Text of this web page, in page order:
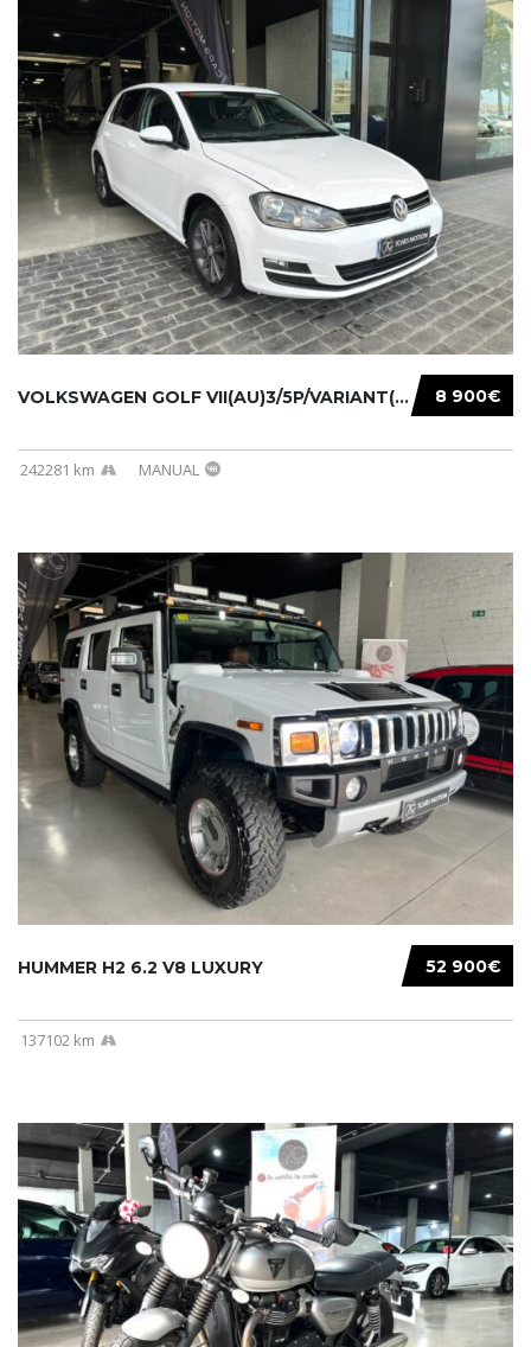
8 900€
VOLKSWAGEN GOLF VII(AU)3/5P/VARIANT(12-16 20...
242281 km MANUAL
52 900€
HUMMER H2 6.2 V8 LUXURY
137102 km